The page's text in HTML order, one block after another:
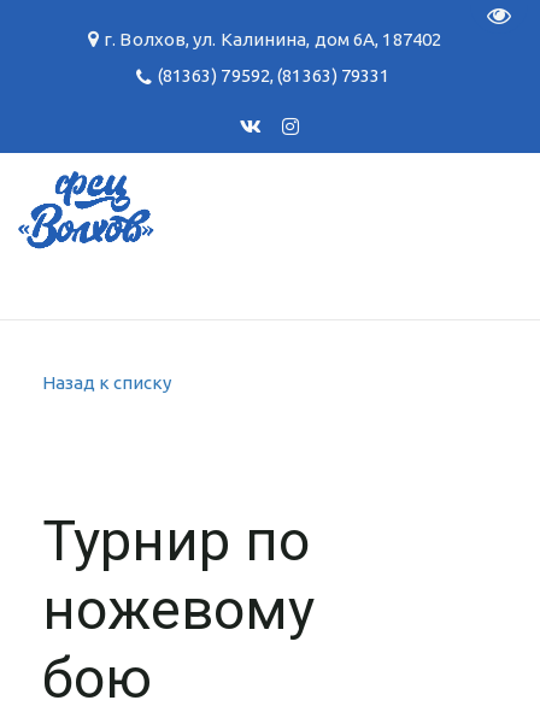
г. Волхов,ул. Калинина, дом 6А, 187402
(81363) 79592,(81363) 79331
Назад к списку
Турнир по
ножевому
бою